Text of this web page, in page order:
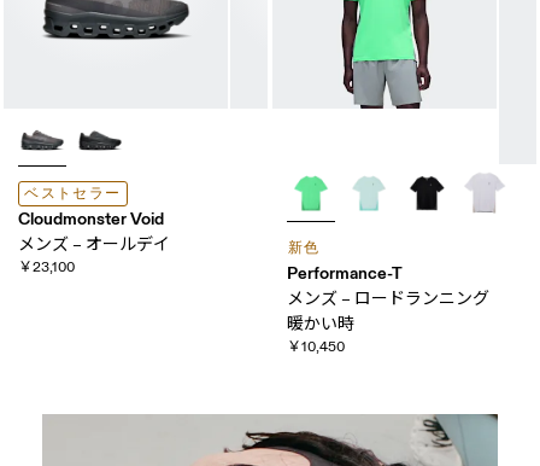
ベストセラー
Cloudmonster Void
メンズ – オールデイ
￥23,100
新色
Performance-T
メンズ – ロードランニング
暖かい​時
￥10,450